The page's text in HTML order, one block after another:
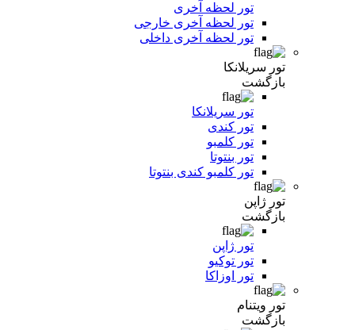
تور لحظه آخری
تور لحظه آخری خارجی
تور لحظه آخری داخلی
تور سریلانکا
بازگشت
تور سریلانکا
تور کندی
تور کلمبو
تور بنتوتا
تور کلمبو کندی بنتوتا
تور ژاپن
بازگشت
تور ژاپن
تور توکیو
تور اوزاکا
تور ویتنام
بازگشت